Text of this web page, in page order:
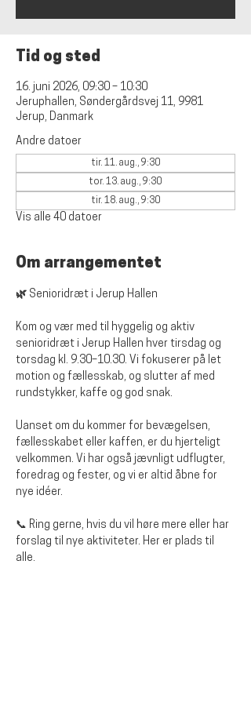
Tid og sted
16. juni 2026, 09:30 – 10:30
Jeruphallen, Søndergårdsvej 11, 9981
Jerup, Danmark
Andre datoer
tir. 11. aug., 9:30
tor. 13. aug., 9:30
tir. 18. aug., 9:30
Vis alle 40 datoer
Om arrangementet
🌿 Senioridræt i Jerup Hallen
Kom og vær med til hyggelig og aktiv
senioridræt i Jerup Hallen hver tirsdag og
torsdag kl. 9.30–10.30. Vi fokuserer på let
motion og fællesskab, og slutter af med
rundstykker, kaffe og god snak.
Uanset om du kommer for bevægelsen,
fællesskabet eller kaffen, er du hjerteligt
velkommen. Vi har også jævnligt udflugter,
foredrag og fester, og vi er altid åbne for
nye idéer.
📞 Ring gerne, hvis du vil høre mere eller har
forslag til nye aktiviteter. Her er plads til
alle.